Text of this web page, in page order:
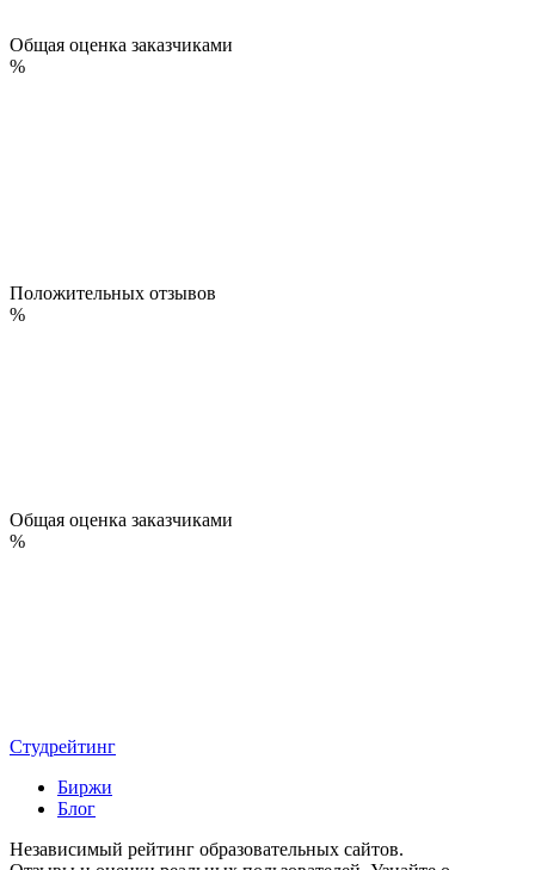
Общая оценка заказчиками
%
Положительных отзывов
%
Общая оценка заказчиками
%
Студрейтинг
Биржи
Блог
Независимый рейтинг образовательных сайтов.